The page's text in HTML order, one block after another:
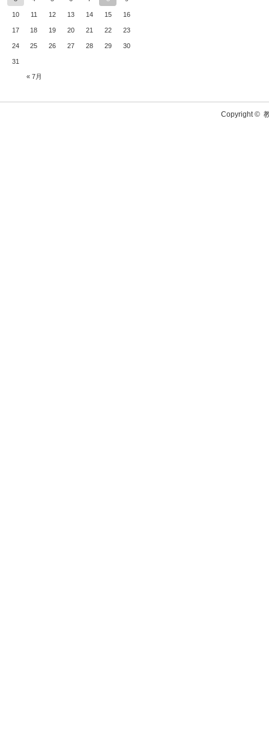
« 7月
10 11 12 13 14 15 16
17 18 19 20 21 22 23
24 25 26 27 28 29 30
31
Copyright ©